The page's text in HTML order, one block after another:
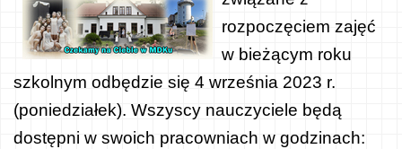
rozpoczęciem zajęć
w bieżącym roku
szkolnym odbędzie się 4 września 2023 r.
(poniedziałek). Wszyscy nauczyciele będą
dostępni w swoich pracowniach w godzinach: